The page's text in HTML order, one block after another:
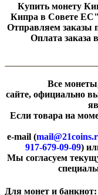
​Купить монету
Кипра в Совете
Отправляем заказы
Оплата заказа
Все
сайте, официально
Если товара на
e-mail (
917-679-09-09)
​Мы согласуем
Для монет и банкнот: